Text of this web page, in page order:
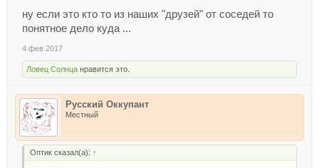
ну если это кто то из наших "друзей" от соседей то
понятное дело куда ...
4 фев 2017
Ловец Солнца нравится это.
Русский Оккупант
Местный
Оптик сказал(а): ↑